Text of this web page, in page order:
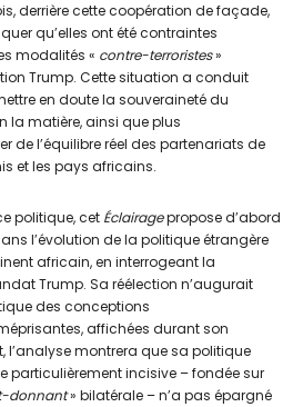
derrière cette coopération de façade,
qu’elles ont été contraintes
modalités « contre-terroristes»
Trump. Cette situation a conduit
en doute la souveraineté du
la matière, ainsi que plus
de l’équilibre réel des partenariats de
et les pays africains.
politique, cet Éclairagepropose d’abord
l’évolution de la politique étrangère
africain, en interrogeant la
Trump. Sa réélection n’augurait
des conceptions
affichées durant son
l’analyse montrera que sa politique
particulièrement incisive – fondée sur
donnant» bilatérale – n’a pas épargné